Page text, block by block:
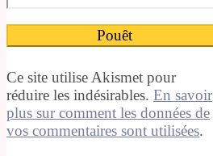
Ce site utilise Akismet pour
réduire les indésirables. En savoir
plus sur comment les données de
vos commentaires sont utilisées.